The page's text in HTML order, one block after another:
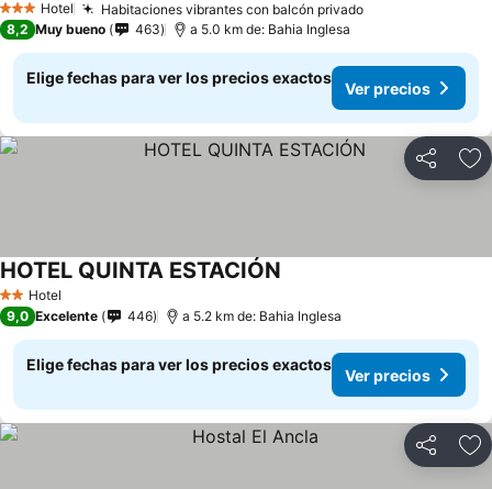
3 Estrellas
Hotel
Habitaciones vibrantes con balcón privado
8,2 Muy bueno 463 a 5.0 km de: Bahia Inglesa
Elige fechas para ver los precios exactos
Ver precios
Compartir
2 Estrellas
Hotel
HOTEL QUINTA ESTACIÓN
9,0 Excelente 446 a 5.2 km de: Bahia Inglesa
Elige fechas para ver los precios exactos
Ver precios
Compartir